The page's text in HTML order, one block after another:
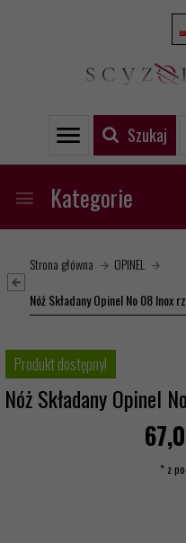
Szukaj
Kategorie
Strona główna
OPINEL
Nóż Składany Opinel No 08 Inox
Produkt dostępny!
Nóż Składany Opinel
67,
* z